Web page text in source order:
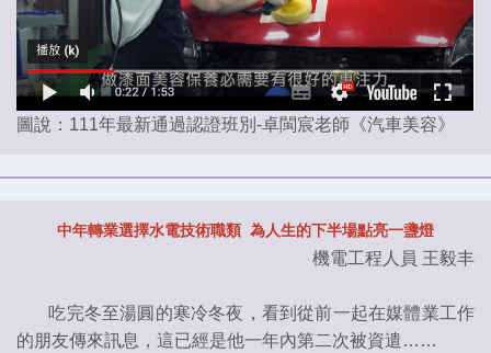
圖說：111年最新通過認證班別-卓閩宸老師《汽車美容》
中年轉業選擇水電技術職類 為人生的下半場點亮一盞燈
機電工程人員 王毅丰
吃完冬至湯圓的寒冷冬夜，看到從前一起在媒體業工作
的朋友傳來訊息，這已經是他一年內第二次被資遣……